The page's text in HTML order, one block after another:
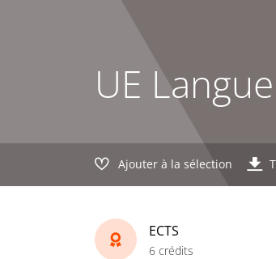
UE
Ajouter à la sélection
ECTS
6 crédits